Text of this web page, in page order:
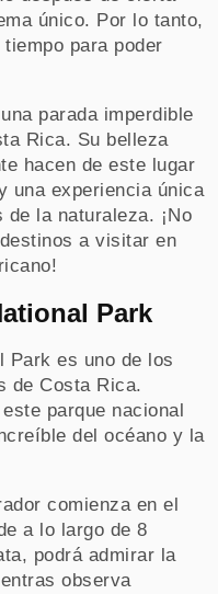
único. Por lo tanto,
para poder
parada imperdible
Rica. Su belleza
hacen de este lugar
una experiencia única
la naturaleza. ¡No
a visitar en
Park
Park es uno de los
de Costa Rica.
parque nacional
del océano y la
comienza en el
a lo largo de 8
podrá admirar la
observa